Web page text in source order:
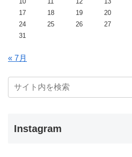
17
18 19 20
24
25 26 27
31
« 7月
Instagram